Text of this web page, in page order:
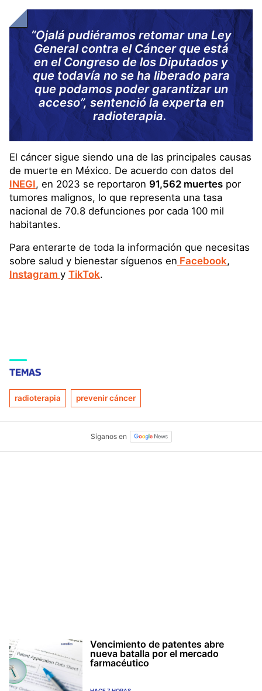
“Ojalá pudiéramos retomar una Ley
General contra el Cáncer que está
en el Congreso de los Diputados y
que todavía no se ha liberado para
que podamos poder garantizar un
acceso”, sentenció la experta en
radioterapia.
El cáncer sigue siendo una de las principales causas
de muerte en México. De acuerdo con datos del
INEGI, en 2023 se reportaron 91,562 muertes por
tumores malignos, lo que representa una tasa
nacional de 70.8 defunciones por cada 100 mil
habitantes.
Para enterarte de toda la información que necesitas
sobre salud y bienestar síguenos en Facebook,
Instagram y TikTok.
TEMAS
radioterapia prevenir cáncer
Vencimiento de patentes abre
nueva batalla por el mercado
farmacéutico